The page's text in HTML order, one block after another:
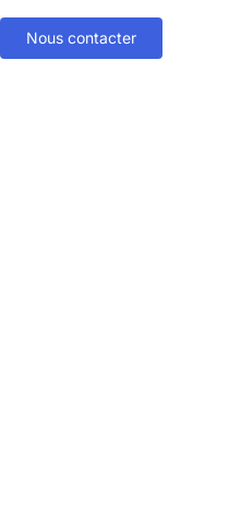
Nous contacter